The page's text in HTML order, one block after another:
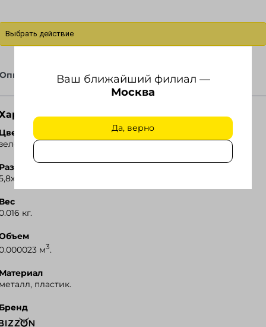
Ваш ближайший филиал —
Москва
Да, верно
Выбрать действие
Ozon
Wildberries
Описание Файлы
кг.
м3.
пластик.